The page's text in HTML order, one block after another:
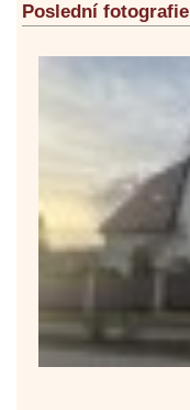
Poslední fotografie